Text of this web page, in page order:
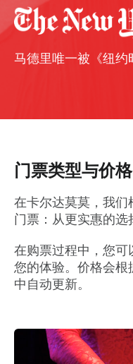
马德里唯一被《纽约
门票类型与价格
在卡尔达莫莫，我们
门票：从更实惠的选
在购票过程中，您
您的体验。价格会
中自动更新。